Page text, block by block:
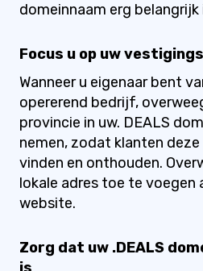
domeinnaam erg
Focus u op uw
Wanneer u eigenaar bent
opererend bedrijf,
provincie in uw. DEALS
nemen, zodat klanten
vinden en onthouden.
lokale adres toe te voegen
website.
Zorg dat uw .DEALS